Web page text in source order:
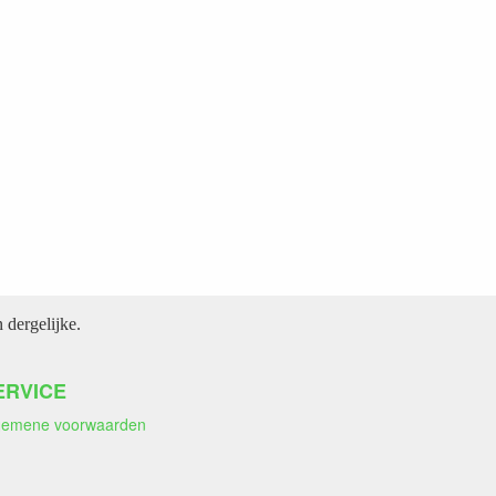
dergelijke.
voorwaarden